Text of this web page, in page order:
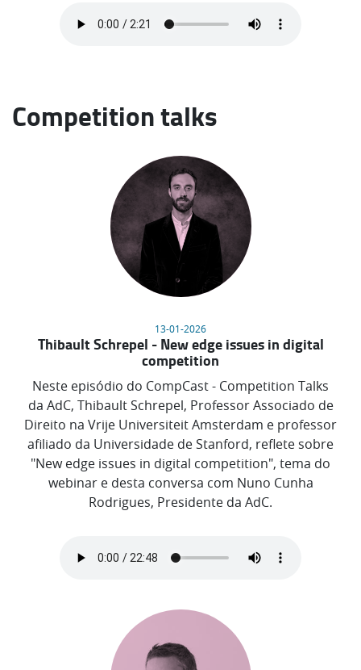
Competition talks
13-01-2026
Thibault Schrepel - New edge issues in digital
competition
Neste episódio do CompCast - Competition Talks
da AdC, Thibault Schrepel, Professor Associado de
Direito na Vrije Universiteit Amsterdam e professor
afiliado da Universidade de Stanford, reflete sobre
"New edge issues in digital competition", tema do
webinar e desta conversa com Nuno Cunha
Rodrigues, Presidente da AdC.